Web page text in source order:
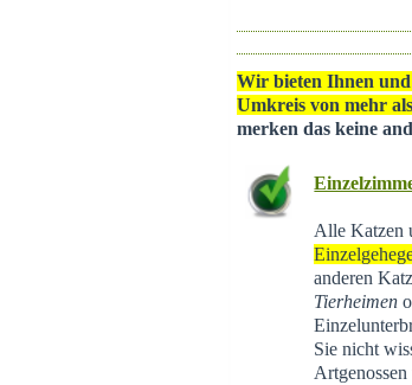
Wir bieten Ihnen
Umkreis von mehr
merken das keine
Alle Katzen
anderen
Tierheimen
Sie nicht